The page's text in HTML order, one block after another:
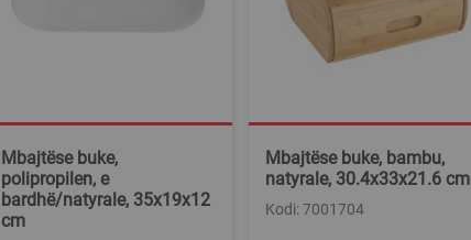
Mbajtëse buke,
polipropilen, e
bardhë/natyrale, 35x19x12
cm
Mbajtëse buke, bambu,
natyrale, 30.4x33x21.6 cm
Kodi: 7001704